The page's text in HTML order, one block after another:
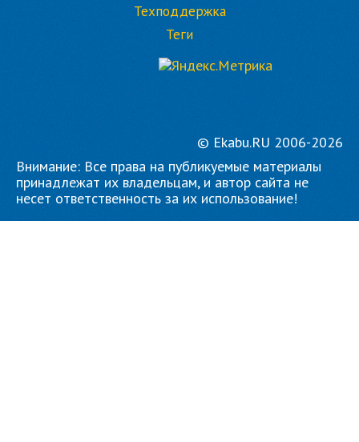
Техподдержка
Теги
© Ekabu.RU 2006-2026
Внимание: Все права на публикуемые материалы
принадлежат их владельцам, и автор сайта не
несет ответственность за их использование!